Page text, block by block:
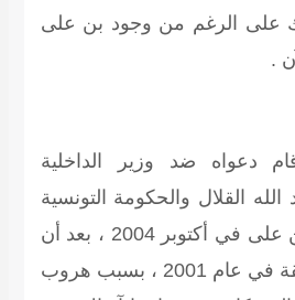
،وذلك على الرغم من وجود بن على
.
دعواه ضد وزير الداخلية
القلال والحكومة التونسية
ممثلة في رئيسها بن على في أكتوبر 2004 ، بعد أن
توقفت دعواه السابقة في عام 2001 ، بسبب هروب